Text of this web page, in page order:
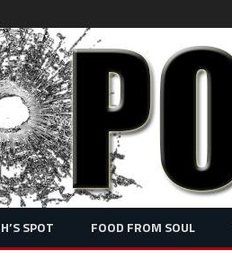
SPOT FOOD FROM SOUL